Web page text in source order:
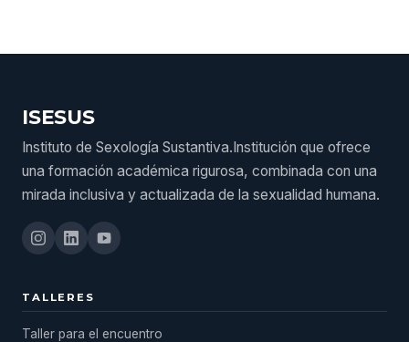
ISESUS
Instituto de Sexología Sustantiva.Institución que ofrece
una formación académica rigurosa, combinada con una
mirada inclusiva y actualizada de la sexualidad humana.
TALLERES
Taller para el encuentro